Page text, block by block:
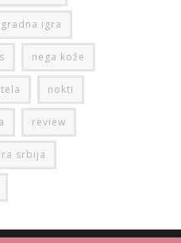
igra
nega kože
nokti
review
srbija